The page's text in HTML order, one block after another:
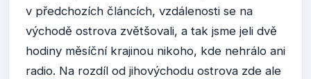
v předchozích článcích, vzdálenosti se na
východě ostrova zvětšovali, a tak jsme jeli dvě
hodiny měsíční krajinou nikoho, kde nehrálo ani
radio. Na rozdíl od jihovýchodu ostrova zde ale